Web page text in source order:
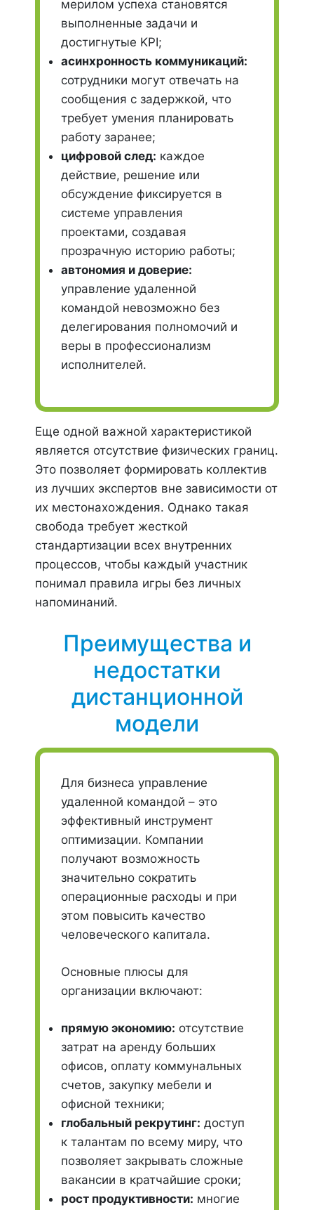
мерилом успеха становятся
выполненные задачи и
достигнутые KPI;
асинхронность коммуникаций:
сотрудники могут отвечать на
сообщения с задержкой, что
требует умения планировать
работу заранее;
цифровой след: каждое
действие, решение или
обсуждение фиксируется в
системе управления
проектами, создавая
прозрачную историю работы;
автономия и доверие:
управление удаленной
командой невозможно без
делегирования полномочий и
веры в профессионализм
исполнителей.
Еще одной важной характеристикой
является отсутствие физических границ.
Это позволяет формировать коллектив
из лучших экспертов вне зависимости от
их местонахождения. Однако такая
свобода требует жесткой
стандартизации всех внутренних
процессов, чтобы каждый участник
понимал правила игры без личных
напоминаний.
Преимущества и
недостатки
дистанционной
модели
Для бизнеса управление
удаленной командой – это
эффективный инструмент
оптимизации. Компании
получают возможность
значительно сократить
операционные расходы и при
этом повысить качество
человеческого капитала.
Основные плюсы для
организации включают:
прямую экономию: отсутствие
затрат на аренду больших
офисов, оплату коммунальных
счетов, закупку мебели и
офисной техники;
глобальный рекрутинг: доступ
к талантам по всему миру, что
позволяет закрывать сложные
вакансии в кратчайшие сроки;
рост продуктивности: многие